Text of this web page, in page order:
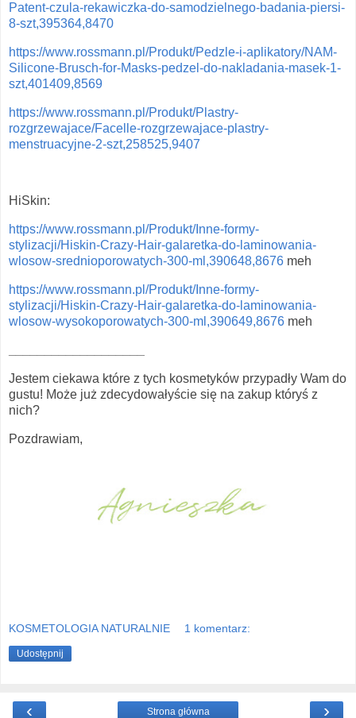
Patent-czula-rekawiczka-do-samodzielnego-badania-piersi-
8-szt,395364,8470
https://www.rossmann.pl/Produkt/Pedzle-i-aplikatory/NAM-
Silicone-Brusch-for-Masks-pedzel-do-nakladania-masek-1-
szt,401409,8569
https://www.rossmann.pl/Produkt/Plastry-
rozgrzewajace/Facelle-rozgrzewajace-plastry-
menstruacyjne-2-szt,258525,9407
HiSkin:
https://www.rossmann.pl/Produkt/Inne-formy-
stylizacji/Hiskin-Crazy-Hair-galaretka-do-laminowania-
wlosow-srednioporowatych-300-ml,390648,8676 meh
https://www.rossmann.pl/Produkt/Inne-formy-
stylizacji/Hiskin-Crazy-Hair-galaretka-do-laminowania-
wlosow-wysokoporowatych-300-ml,390649,8676 meh
Jestem ciekawa które z tych kosmetyków przypadły Wam do
gustu! Może już zdecydowałyście się na zakup któryś z
nich?
Pozdrawiam,
KOSMETOLOGIA NATURALNIE 1 komentarz:
Udostępnij
‹ ›
Strona główna